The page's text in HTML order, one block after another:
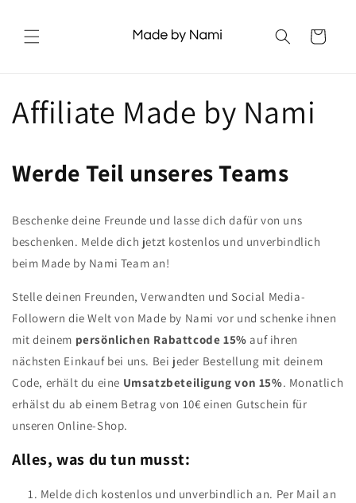
Inhalt
Warenkorb
Affiliate Made by Nami
Werde Teil unseres Teams
Beschenke deine Freunde und lasse dich dafür von uns
beschenken. Melde dich jetzt kostenlos und unverbindlich
beim Made by Nami Team an!
Stelle deinen Freunden, Verwandten und Social Media-
Followern die Welt von Made by Nami vor und schenke ihnen
mit deinem persönlichen Rabattcode 15% auf ihren
nächsten Einkauf bei uns. Bei jeder Bestellung mit deinem
Code, erhält du eine Umsatzbeteiligung von 15%. Monatlich
erhälst du ab einem Betrag von 10€ einen Gutschein für
unseren Online-Shop.
Alles, was du tun musst:
Melde dich kostenlos und unverbindlich an. Per Mail an